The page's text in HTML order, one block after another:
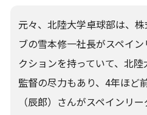
元々、北陸大学卓球部は、
ブの雪本修一社長がスペイ
クションを持っていて、北
監督の尽力もあり、4年ほど
（辰郎）さんがスペインリ